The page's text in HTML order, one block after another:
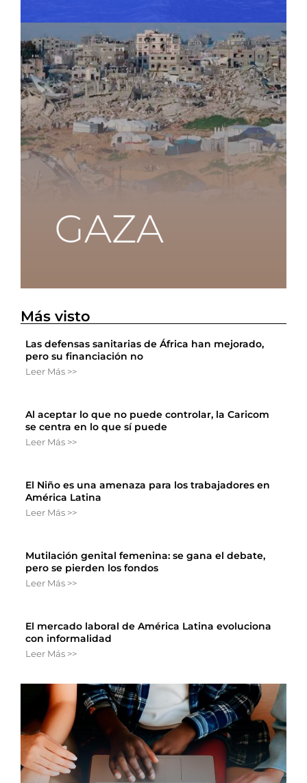
Más visto
Las defensas sanitarias de África han mejorado,
pero su financiación no
Leer Más >>
Al aceptar lo que no puede controlar, la Caricom
se centra en lo que sí puede
Leer Más >>
El Niño es una amenaza para los trabajadores en
América Latina
Leer Más >>
Mutilación genital femenina: se gana el debate,
pero se pierden los fondos
Leer Más >>
El mercado laboral de América Latina evoluciona
con informalidad
Leer Más >>